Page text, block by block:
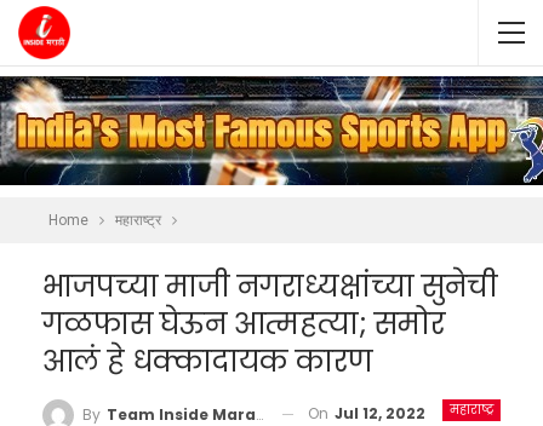
Home महाराष्ट्र
भाजपच्या माजी नगराध्यक्षांच्या सुनेची
गळफास घेऊन आत्महत्या; समोर
आलं हे धक्कादायक कारण
महाराष्ट्र
By Team Inside Marathi On Jul 12, 2022